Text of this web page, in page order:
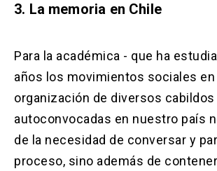
3. La memoria en Chile
Para la académica - que ha
años los movimientos sociales en
organización de diversos cabildos
autoconvocadas en nuestro país
de la necesidad de conversar y
proceso, sino además de